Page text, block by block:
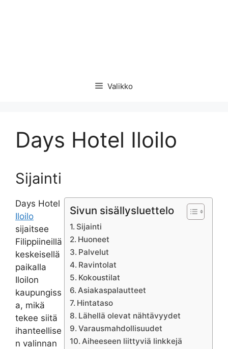
Valikko
Days Hotel Iloilo
Sijainti
Sivun sisällysluettelo
Sijainti
Huoneet
Palvelut
Ravintolat
Kokoustilat
Asiakaspalautteet
Hintataso
Lähellä olevat nähtävyydet
Varausmahdollisuudet
Aiheeseen liittyviä linkkejä
Days Hotel
Iloilo
sijaitsee
Filippiineillä
keskeisellä
paikalla
Iloilon
kaupungiss
a, mikä
tekee siitä
ihanteellise
n valinnan